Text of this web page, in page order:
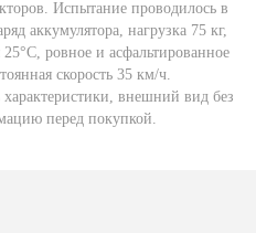
Испытание проводилось в
аккумулятора, нагрузка 75 кг,
ровное и асфальтированное
скорость 35 км/ч.
внешний вид без
перед покупкой.